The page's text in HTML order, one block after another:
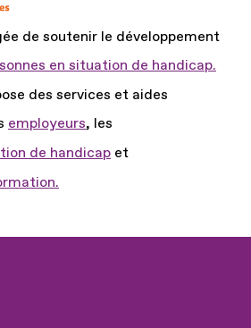
de soutenir le développement
en situation de handicap.
des services et aides
employeurs, les
de handicap et